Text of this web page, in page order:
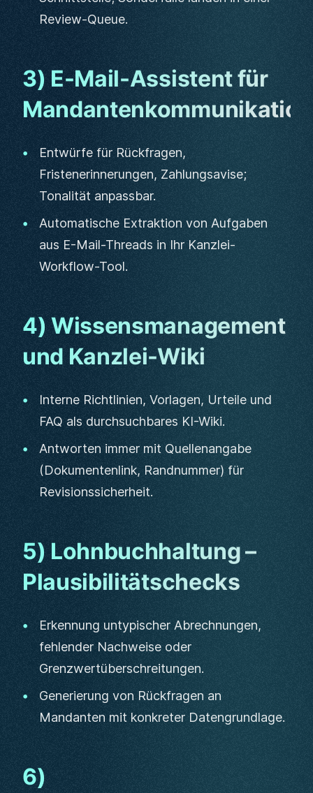
Review-Queue.
3) E-Mail-Assistent für
Mandantenkommunikation
Entwürfe für Rückfragen,
Fristenerinnerungen, Zahlungsavise;
Tonalität anpassbar.
Automatische Extraktion von Aufgaben
aus E-Mail-Threads in Ihr Kanzlei-
Workflow-Tool.
4) Wissensmanagement
und Kanzlei-Wiki
Interne Richtlinien, Vorlagen, Urteile und
FAQ als durchsuchbares KI-Wiki.
Antworten immer mit Quellenangabe
(Dokumentenlink, Randnummer) für
Revisionssicherheit.
5) Lohnbuchhaltung –
Plausibilitätschecks
Erkennung untypischer Abrechnungen,
fehlender Nachweise oder
Grenzwertüberschreitungen.
Generierung von Rückfragen an
Mandanten mit konkreter Datengrundlage.
6)